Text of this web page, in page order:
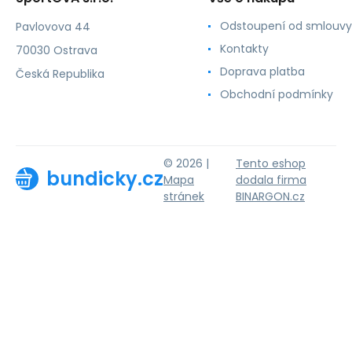
Pavlovova 44
70030 Ostrava
Česká Republika
Odstoupení od smlouvy
Kontakty
Doprava platba
Obchodní podmínky
bundicky.cz
© 2026 |
Mapa
stránek
Tento eshop
dodala firma
BINARGON.cz